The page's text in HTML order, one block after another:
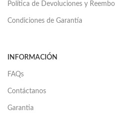
Política de Devoluciones y
Condiciones de Garantía
INFORMACIÓN
FAQs
Contáctanos
Garantia